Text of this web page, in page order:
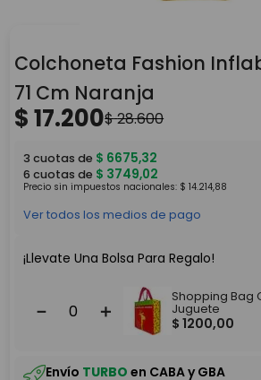
Colchoneta Fashion
71 Cm Naranja
$17.200$28.600
3 cuotas de $ 6675,32
6 cuotas de $ 3749,02
Precio sin impuestos nacionales: $ 14.214,88
Ver todos los medios de pago
¡Llevate Una Bolsa Para Regalo!
＋
－
Shopping Bag
Juguete
$ 1200,00
Envío TURBO en CABA y GBA